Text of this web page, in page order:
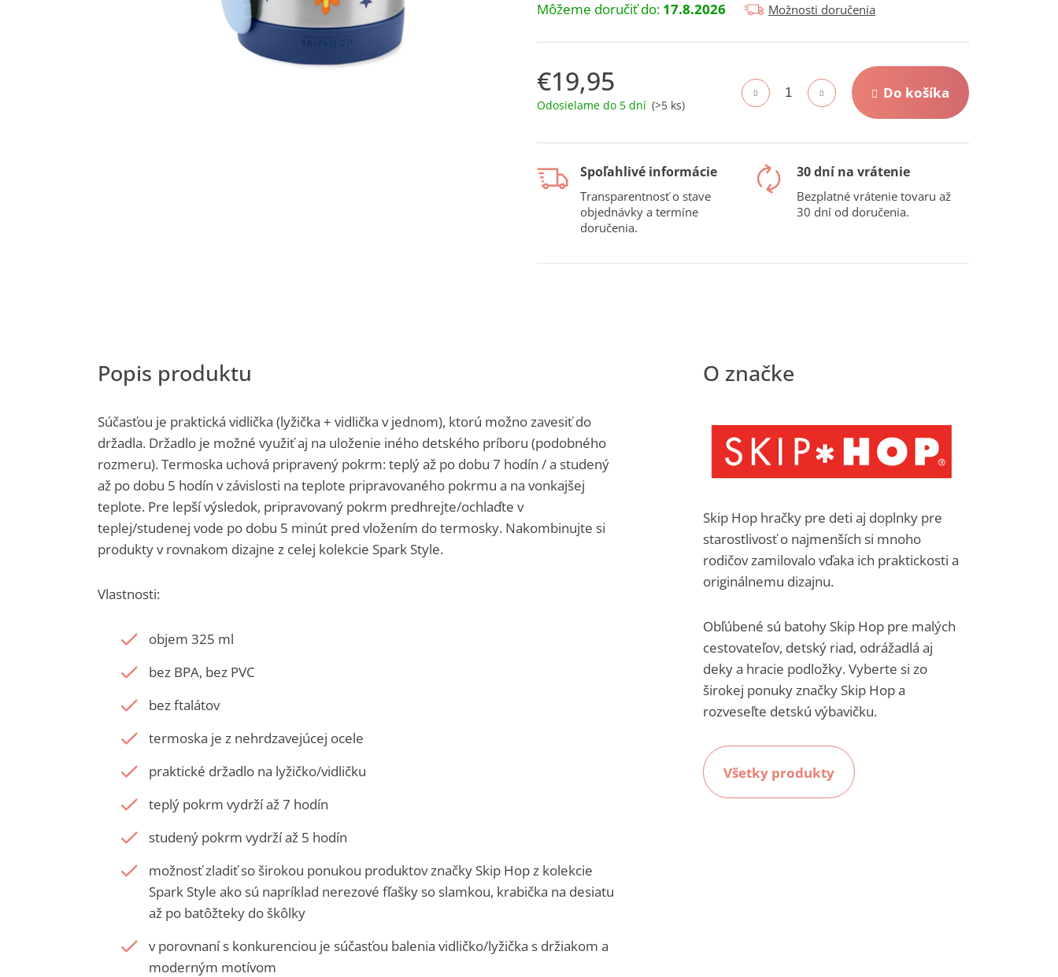
Môžeme doručiť do: 17.8.2026 Možnosti doručenia
Odosielame do 5 dní (>5 ks)
€19,95
Jednotková
Do košíka
Spoľahlivé informácie
Transparentnosť o stave
objednávky a termíne
doručenia.
30 dní na vrátenie
Bezplatné vrátenie tovaru až
30 dní od doručenia.
Súčasťou je praktická vidlička (lyžička + vidlička v jednom), ktorú možno zavesiť do
držadla. Držadlo je možné využiť aj na uloženie iného detského príboru (podobného
rozmeru). Termoska uchová pripravený pokrm: teplý až po dobu 7 hodín / a studený
až po dobu 5 hodín v závislosti na teplote pripravovaného pokrmu a na vonkajšej
teplote. Pre lepší výsledok, pripravovaný pokrm predhrejte/ochlaďte v
teplej/studenej vode po dobu 5 minút pred vložením do termosky. Nakombinujte si
produkty v rovnakom dizajne z celej kolekcie Spark Style.
Vlastnosti:
objem 325 ml
bez BPA, bez PVC
bez ftalátov
termoska je z nehrdzavejúcej ocele
praktické držadlo na lyžičko/vidličku
teplý pokrm vydrží až 7 hodín
studený pokrm vydrží až 5 hodín
možnosť zladiť so širokou ponukou produktov značky Skip Hop z kolekcie
Spark Style ako sú napríklad nerezové fľašky so slamkou, krabička na desiatu
až po batôžteky do škôlky
v porovnaní s konkurenciou je súčasťou balenia vidličko/lyžička s držiakom a
moderným motívom
Skip Hop hračky pre deti aj doplnky pre
starostlivosť o najmenších si mnoho
rodičov zamilovalo vďaka ich praktickosti a
originálnemu dizajnu.
Obľúbené sú batohy Skip Hop pre malých
cestovateľov, detský riad, odrážadlá aj
deky a hracie podložky. Vyberte si zo
širokej ponuky značky Skip Hop a
rozveseľte detskú výbavičku.
Všetky produkty